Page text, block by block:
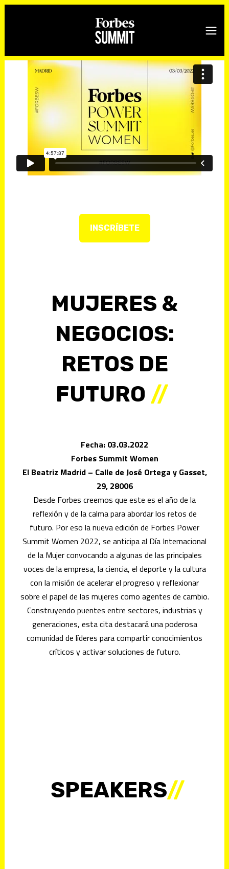
INSCRÍBETE
MUJERES &
NEGOCIOS:
RETOS DE
FUTURO //
Fecha: 03.03.2022
Forbes Summit Women
El Beatriz Madrid – Calle de José Ortega y Gasset,
29, 28006
Desde Forbes creemos que este es el año de la
reflexión y de la calma para abordar los retos de
futuro. Por eso la nueva edición de Forbes Power
Summit Women 2022, se anticipa al Día Internacional
de la Mujer convocando a algunas de las principales
voces de la empresa, la ciencia, el deporte y la cultura
con la misión de acelerar el progreso y reflexionar
sobre el papel de las mujeres como agentes de cambio.
Construyendo puentes entre sectores, industrias y
generaciones, esta cita destacará una poderosa
comunidad de líderes para compartir conocimientos
críticos y activar soluciones de futuro.
SPEAKERS//